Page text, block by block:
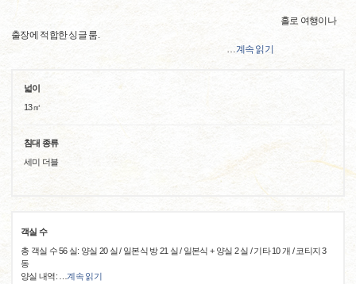
홀로 여행이나
출장에 적합한 싱글 룸.
…계속 읽기
넓이
13㎡
침대 종류
세미 더블
객실 수
총 객실 수 56 실: 양실 20 실 / 일본식 방 21 실 / 일본식 + 양실 2 실 / 기타 10 개 / 코티지 3
동
양실 내역:
계속 읽기